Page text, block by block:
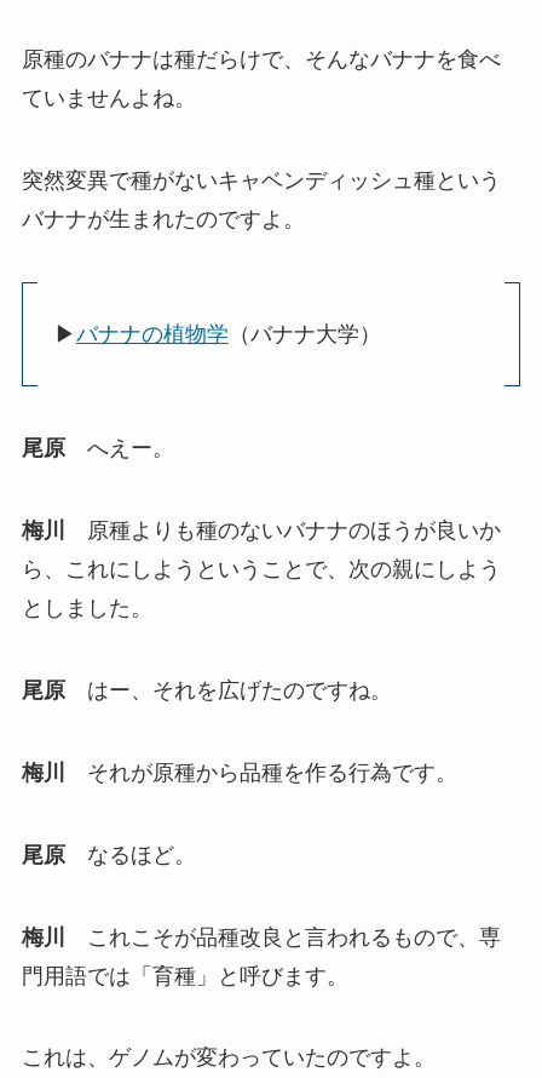
原種のバナナは種だらけで、そんなバナナを食べ
ていませんよね。
突然変異で種がないキャベンディッシュ種という
バナナが生まれたのですよ。
▶バナナの植物学 （バナナ大学）
尾原へえー。
梅川
原種よりも種のないバナナのほうが良いか
ら、これにしようということで、次の親にしよう
としました。
尾原はー、それを広げたのですね。
梅川 それが原種から品種を作る行為です。
尾原なるほど。
梅川
これこそが品種改良と言われるもので、専
門用語では「育種」と呼びます。
これは、ゲノムが変わっていたのですよ。